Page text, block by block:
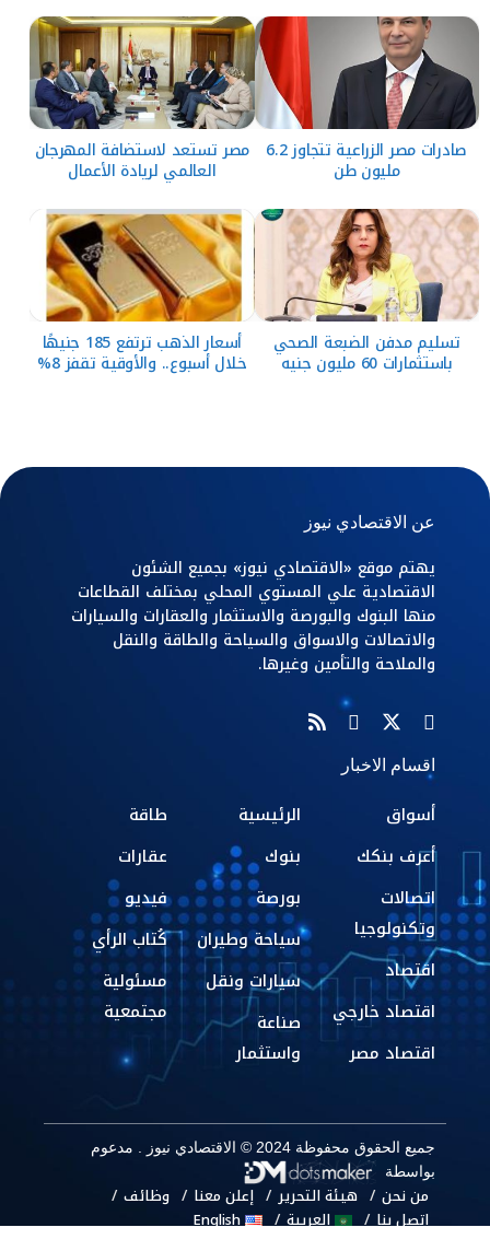
صادرات مصر الزراعية تتجاوز 6.2
مليون طن
مصر تستعد لاستضافة المهرجان
العالمي لريادة الأعمال
تسليم مدفن الضبعة الصحي
باستثمارات 60 مليون جنيه
أسعار الذهب ترتفع 185 جنيهًا
خلال أسبوع.. والأوقية تقفز 8%
عن الاقتصادي نيوز
يهتم موقع «الاقتصادي نيوز» بجميع الشئون
الاقتصادية علي المستوي المحلي بمختلف القطاعات
منها البنوك والبورصة والاستثمار والعقارات والسيارات
والاتصالات والاسواق والسياحة والطاقة والنقل
والملاحة والتأمين وغيرها.
اقسام الاخبار
أسواق
أعرف بنكك
اتصالات
وتكنولوجيا
اقتصاد
اقتصاد خارجي
اقتصاد مصر
الرئيسية
بنوك
بورصة
سياحة وطيران
سيارات ونقل
صناعة
واستثمار
طاقة
عقارات
فيديو
كُتاب الرأي
مسئولية
مجتمعية
جميع الحقوق محفوظة 2024 © الاقتصادي نيوز . مدعوم
بواسطة
من نحن هيئة التحرير إعلن معنا
وظائف
اتصل بنا
العربية English